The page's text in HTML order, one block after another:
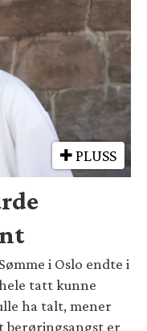
PLUSS
i Oslo endte i
tatt kunne
ha talt, mener
berøringsangst er